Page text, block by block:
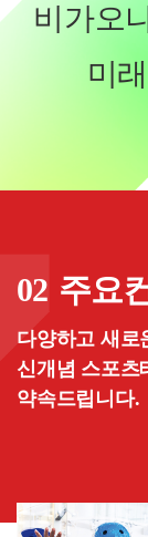
비가오
미
02 주요
다양하고 새로
신개념 스포츠
약속드립니다.